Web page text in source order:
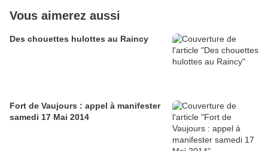
Vous aimerez aussi
Des chouettes hulottes au Raincy
Fort de Vaujours : appel à manifester
samedi 17 Mai 2014